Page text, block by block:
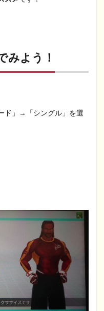
みよう！
ド」→「シングル」を選